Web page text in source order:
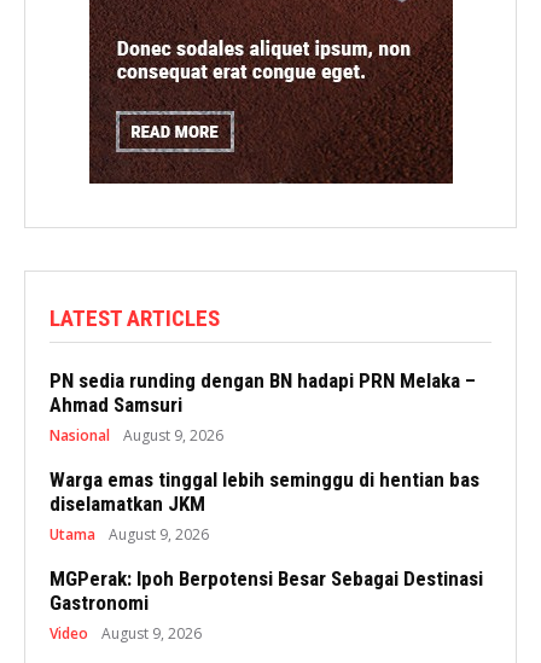
LATEST ARTICLES
PN sedia runding dengan BN hadapi PRN Melaka –
Ahmad Samsuri
Nasional August 9, 2026
Warga emas tinggal lebih seminggu di hentian bas
diselamatkan JKM
Utama August 9, 2026
MGPerak: Ipoh Berpotensi Besar Sebagai Destinasi
Gastronomi
Video August 9, 2026